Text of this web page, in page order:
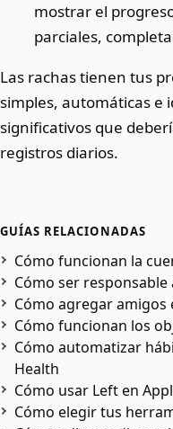
mostrar el
parciales,
Las rachas tienen tus
simples, automáticas e
significativos que
registros diarios.
GUÍAS RELACIONADAS
Cómo funcionan la
Cómo ser
Cómo agregar amigos
Cómo funcionan los
Cómo automatizar
Health
Cómo usar Left en
Cómo elegir tus